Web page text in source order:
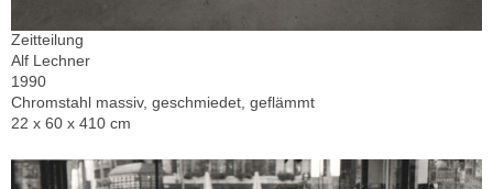
Zeitteilung
Alf Lechner
1990
Chromstahl massiv, geschmiedet, geflämmt
22 x 60 x 410 cm